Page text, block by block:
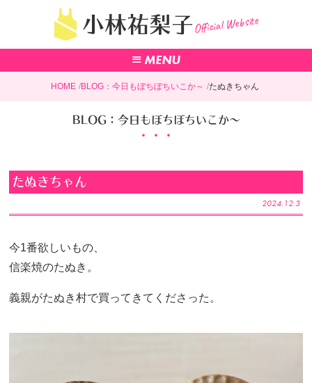
小林祐梨子Official Website
HOME BLOG：今日もぼちぼちいこか～ たぬきちゃん
BLOG：今日もぼちぼちいこか～
たぬきちゃん
2024.12.3
今1番欲しいもの、
信楽焼のたぬき。
義親がたぬき村で買ってきてくださった。